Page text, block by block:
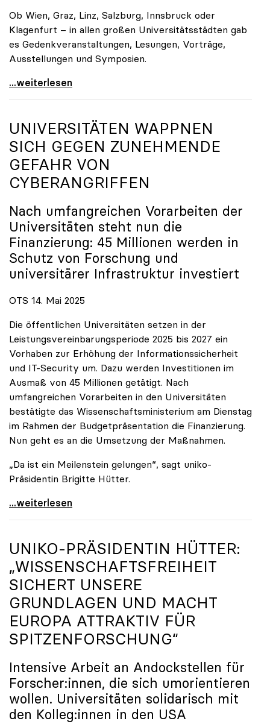
Ob Wien, Graz, Linz, Salzburg, Innsbruck oder
Klagenfurt – in allen großen Universitätsstädten gab
es Gedenkveranstaltungen, Lesungen, Vorträge,
Ausstellungen und Symposien.
uniko-Präsidentin Brigitte Hütter zu Gedenkjahr:
...weiterlesen
UNIVERSITÄTEN WAPPNEN
SICH GEGEN ZUNEHMENDE
GEFAHR VON
CYBERANGRIFFEN
Nach umfangreichen Vorarbeiten der
Universitäten steht nun die
Finanzierung: 45 Millionen werden in
Schutz von Forschung und
universitärer Infrastruktur investiert
OTS 14. Mai 2025
Die öffentlichen Universitäten setzen in der
Leistungsvereinbarungsperiode 2025 bis 2027 ein
Vorhaben zur Erhöhung der Informationssicherheit
und IT-Security um. Dazu werden Investitionen im
Ausmaß von 45 Millionen getätigt. Nach
umfangreichen Vorarbeiten in den Universitäten
bestätigte das Wissenschaftsministerium am Dienstag
im Rahmen der Budgetpräsentation die Finanzierung.
Nun geht es an die Umsetzung der Maßnahmen.
„Da ist ein Meilenstein gelungen“, sagt uniko-
Präsidentin Brigitte Hütter.
Universitäten wappnen sich gegen zunehmende Gefahr
...weiterlesen
UNIKO-PRÄSIDENTIN HÜTTER:
„WISSENSCHAFTSFREIHEIT
SICHERT UNSERE
GRUNDLAGEN UND MACHT
EUROPA ATTRAKTIV FÜR
SPITZENFORSCHUNG“
Intensive Arbeit an Andockstellen für
Forscher:innen, die sich umorientieren
wollen. Universitäten solidarisch mit
den Kolleg:innen in den USA